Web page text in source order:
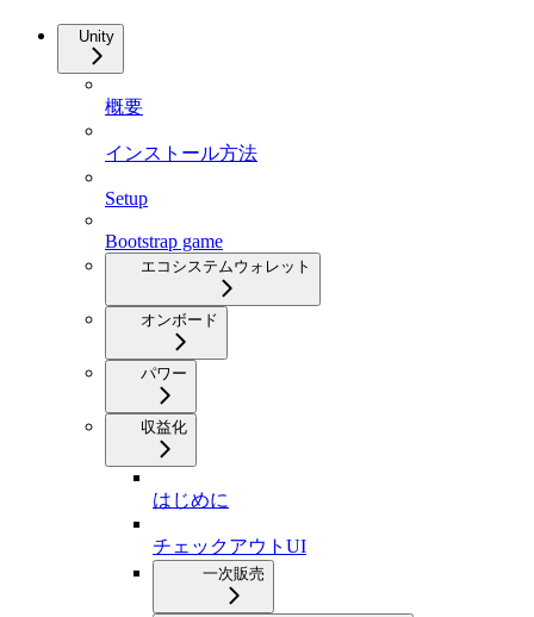
Unity
概要
インストール方法
Setup
Bootstrap game
エコシステムウォレット
オンボード
パワー
収益化
はじめに
チェックアウトUI
一次販売